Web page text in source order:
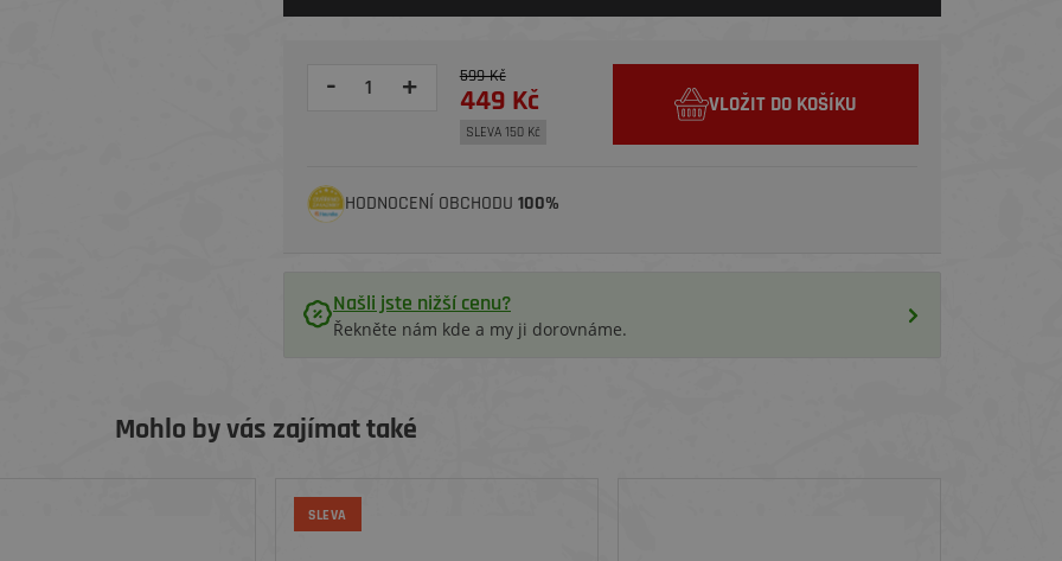
- + 599 Kč
449 Kč
SLEVA 150 Kč
VLOŽIT DO KOŠÍKU
HODNOCENÍ OBCHODU 100%
Našli jste nižší cenu?
Řekněte nám kde a my ji dorovnáme.
Mohlo by vás zajímat také
SLEVA